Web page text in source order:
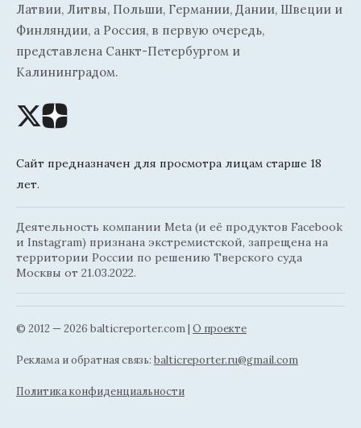
Латвии, Литвы, Польши, Германии, Дании, Швеции и
Финляндии, а Россия, в первую очередь,
представлена Санкт-Петербургом и
Калининградом.
Сайт предназначен для просмотра лицам старше 18
лет.
Деятельность компании Meta (и её продуктов Facebook
и Instagram) признана экстремистской, запрещена на
территории России по решению Тверского суда
Москвы от 21.03.2022.
© 2012 — 2026 balticreporter.com | О проекте
Реклама и обратная связь: balticreporter.ru@gmail.com
Политика конфиденциальности